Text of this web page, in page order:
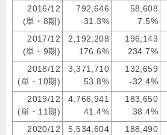
2016/12
(単・8期)
792,646
-31.3%
58,608
7.5%
2017/12
(単・9期)
2,192,208
176.6%
196,143
234.7%
2018/12
(単・10期)
3,371,710
53.8%
132,659
-32.4%
2019/12
(単・11期)
4,766,941
41.4%
183,650
38.4%
2020/12
5,534,604
188,490